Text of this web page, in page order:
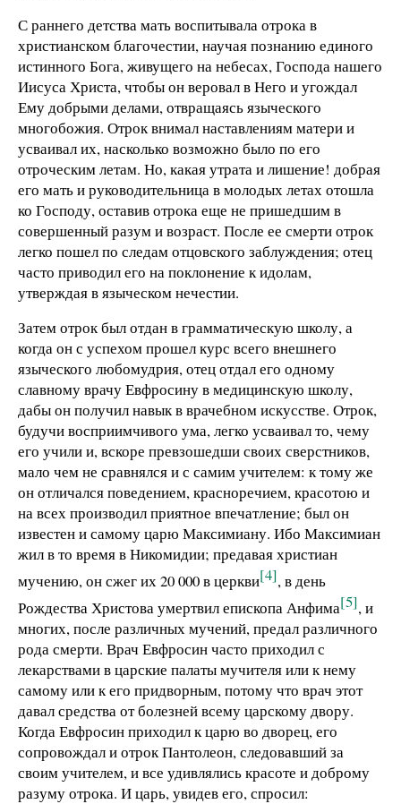
С раннего детства мать воспитывала отрока в
христианском благочестии, научая познанию единого
истинного Бога, живущего на небесах, Господа нашего
Иисуса Христа, чтобы он веровал в Него и угождал
Ему добрыми делами, отвращаясь языческого
многобожия. Отрок внимал наставлениям матери и
усваивал их, насколько возможно было по его
отроческим летам. Но, какая утрата и лишение! добрая
его мать и руководительница в молодых летах отошла
ко Господу, оставив отрока еще не пришедшим в
совершенный разум и возраст. После ее смерти отрок
легко пошел по следам отцовского заблуждения; отец
часто приводил его на поклонение к идолам,
утверждая в языческом нечестии.
Затем отрок был отдан в грамматическую школу, а
когда он с успехом прошел курс всего внешнего
языческого любомудрия, отец отдал его одному
славному врачу Евфросину в медицинскую школу,
дабы он получил навык в врачебном искусстве. Отрок,
будучи восприимчивого ума, легко усваивал то, чему
его учили и, вскоре превзошедши своих сверстников,
мало чем не сравнялся и с самим учителем: к тому же
он отличался поведением, красноречием, красотою и
на всех производил приятное впечатление; был он
известен и самому царю Максимиану. Ибо Максимиан
жил в то время в Никомидии; предавая христиан
мучению, он сжег их 20 000 в церкви[4], в день
Рождества Христова умертвил епископа Анфима[5], и
многих, после различных мучений, предал различного
рода смерти. Врач Евфросин часто приходил с
лекарствами в царские палаты мучителя или к нему
самому или к его придворным, потому что врач этот
давал средства от болезней всему царскому двору.
Когда Евфросин приходил к царю во дворец, его
сопровождал и отрок Пантолеон, следовавший за
своим учителем, и все удивлялись красоте и доброму
разуму отрока. И царь, увидев его, спросил: